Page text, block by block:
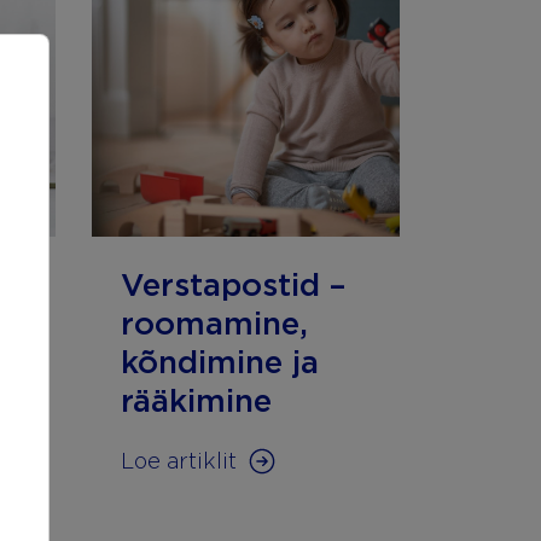
Verstapostid –
roomamine,
kõndimine ja
rääkimine
Loe artiklit